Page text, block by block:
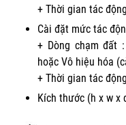
+ Thời gian tác
Cài đặt mức tác
+ Dòng chạm đất
hoặc Vô hiệu hóa
+ Thời gian tác
Kích thước (h x w x